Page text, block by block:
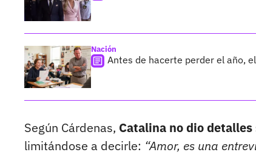
Nación
Antes de hacerte perder el año,
Según Cárdenas, Catalina no dio
limitándose a decirle: “Amor, es una